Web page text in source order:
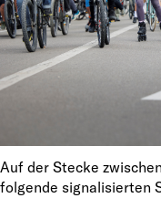
Auf der Stecke
folgende signalisierten